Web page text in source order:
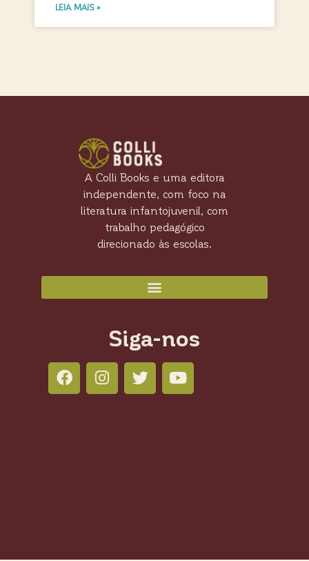
LEIA MAIS »
A Colli Books e uma editora
independente, com foco na
literatura infantojuvenil, com
trabalho pedagógico
direcionado às escolas.
Siga-nos